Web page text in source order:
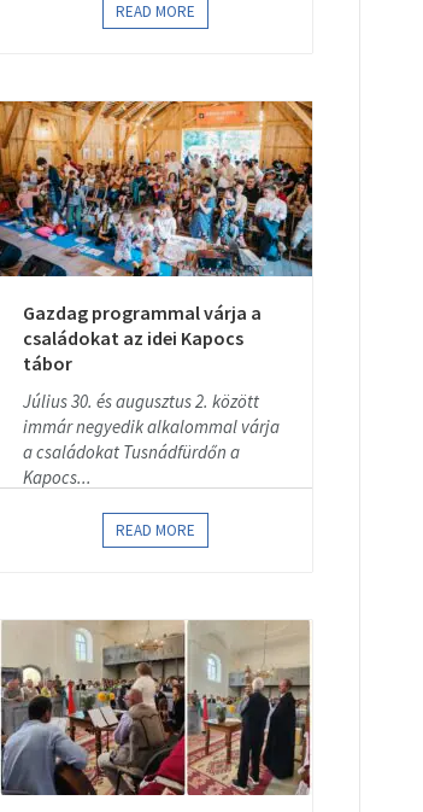
READ MORE
Gazdag programmal várja a
családokat az idei Kapocs
tábor
Július 30. és augusztus 2. között
immár negyedik alkalommal várja
a családokat Tusnádfürdőn a
Kapocs...
READ MORE